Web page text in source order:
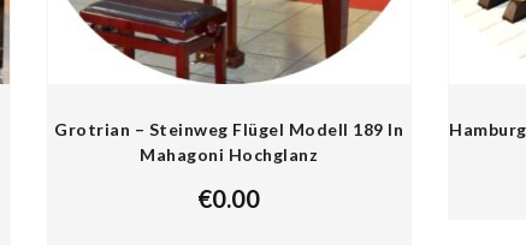
Grotrian – Steinweg Flügel Modell 189 In
Mahagoni Hochglanz
€0.00